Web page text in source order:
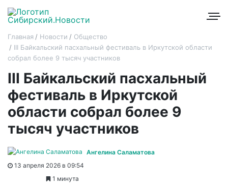
Главная Новости
Общество
III Байкальский пасхальный фестиваль в Иркутской области
собрал более 9 тысяч участников
III Байкальский пасхальный
фестиваль в Иркутской
области собрал более 9
тысяч участников
Ангелина Саламатова
13 апреля 2026 в 09:54
1 минута